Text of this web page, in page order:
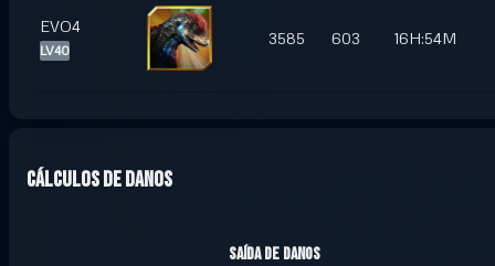
EVO4
LV40
3585 603 16H:54M
Cálculos de danos
Saída de danos